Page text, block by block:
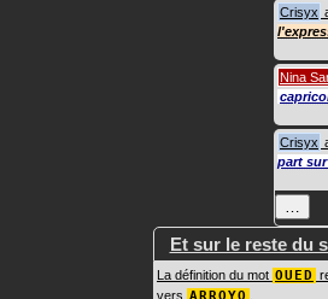
Crisyx
Nina
Crisyx
part sur
…
Et sur le reste du
La définition du mot OUED
vers